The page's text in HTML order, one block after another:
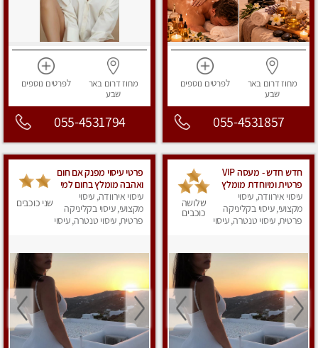
מחוז דרום באר
שבע
לפרטים נוספים
055-4531857
מחוז דרום באר
שבע
לפרטים נוספים
055-4531794
חדש חדש - מעסה VIP
פרטית ומיוחדת מומלץ
מאוד!!‏
עיסוי אירוודה, עיסוי
מקצועי, עיסוי בקליניקה
פרטית, עיסוי טנטרה, עיסוי
שלושה
כוכבים
פרטי עיסוי מפנק אם חום
ואהבה מומלץ בחום למי
שרוצה להירגע
עיסוי אירוודה, עיסוי
מקצועי, עיסוי בקליניקה
פרטית, עיסוי טנטרה, עיסוי
שני כוכבים